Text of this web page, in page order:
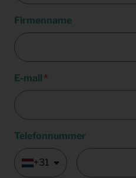
Firmenname
E-mail
Telefonnummer
+31